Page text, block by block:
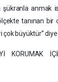
şükranla anmak
tanınan
büyüktür” diye
KORUMAK